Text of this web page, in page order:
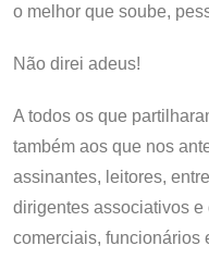
o melhor que soube,
Não direi adeus!
A todos os que
também aos que nos
assinantes, leitores,
dirigentes associativos
comerciais, funcionários